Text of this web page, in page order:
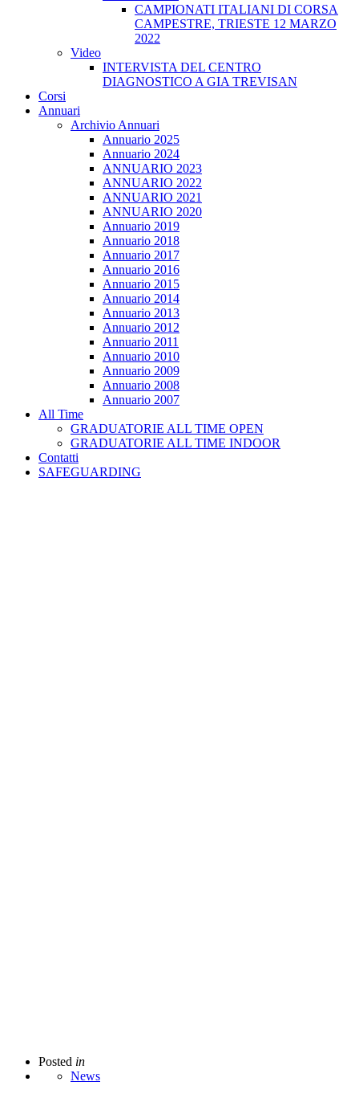
CAMPIONATI ITALIANI DI CORSA
CAMPESTRE, TRIESTE 12 MARZO
2022
Video
INTERVISTA DEL CENTRO
DIAGNOSTICO A GIA TREVISAN
Corsi
Annuari
Archivio Annuari
Annuario 2025
Annuario 2024
ANNUARIO 2023
ANNUARIO 2022
ANNUARIO 2021
ANNUARIO 2020
Annuario 2019
Annuario 2018
Annuario 2017
Annuario 2016
Annuario 2015
Annuario 2014
Annuario 2013
Annuario 2012
Annuario 2011
Annuario 2010
Annuario 2009
Annuario 2008
Annuario 2007
All Time
GRADUATORIE ALL TIME OPEN
GRADUATORIE ALL TIME INDOOR
Contatti
SAFEGUARDING
Posted in
News